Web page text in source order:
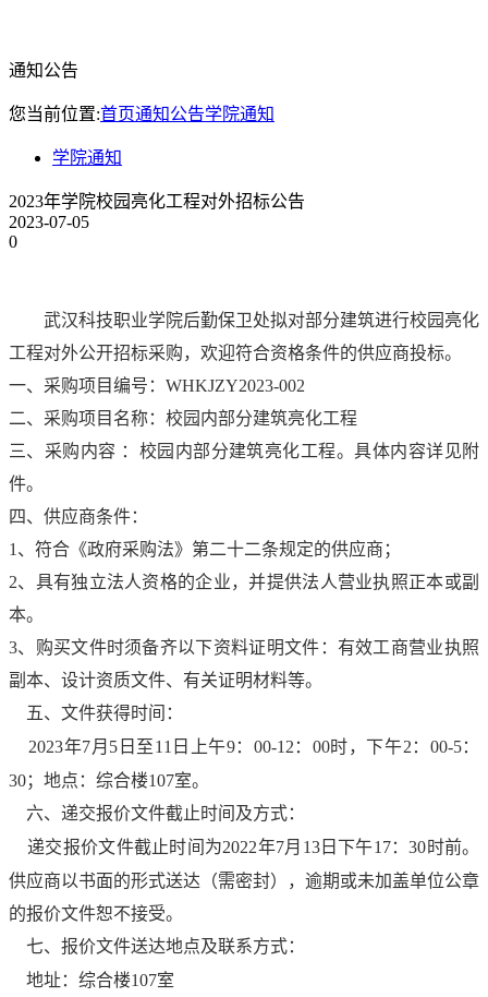
通知公告
您当前位置:首页通知公告学院通知
学院通知
2023年学院校园亮化工程对外招标公告
2023-07-05
0
武汉科技职业学院后勤保卫处拟对部分建筑进行校园亮化
工程对外公开招标采购，欢迎符合资格条件的供应商投标。
一、采购项目编号： WHKJZY2023-002
二、采购项目名称：校园内部分建筑亮化工程
三、采购内容 ：校园内部分建筑亮化工程。具体内容详见附
件。
四、供应商条件：
1、符合《政府采购法》第二十二条规定的供应商；
2、具有独立法人资格的企业，并提供法人营业执照正本或副
本。
3、购买文件时须备齐以下资料证明文件：有效工商营业执照
副本、设计资质文件、有关证明材料等。
五、文件获得时间：
2023年7月 5 日至11 日上午9：00-12：00时，下午2：00-5：
30；地点：综合楼107室。
六、递交报价文件截止时间及方式：
递交报价文件截止时间为2022年7月 13日下午17：30时前。
供应商以书面的形式送达（需密封），逾期或未加盖单位公章
的报价文件恕不接受。
七、报价文件送达地点及联系方式：
地址：综合楼107室